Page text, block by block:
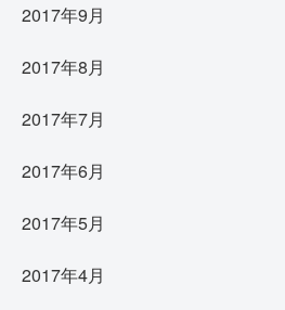
2017年9月
2017年8月
2017年7月
2017年6月
2017年5月
2017年4月